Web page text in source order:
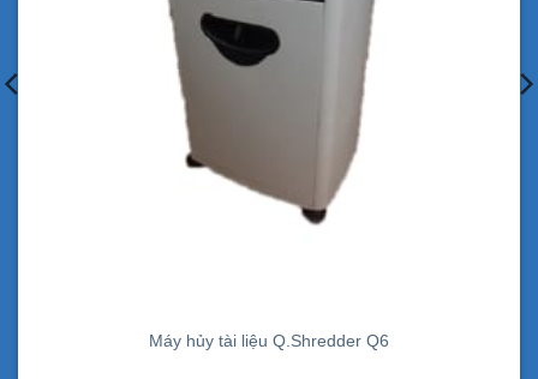
Máy hủy tài liệu Q.Shredder Q6